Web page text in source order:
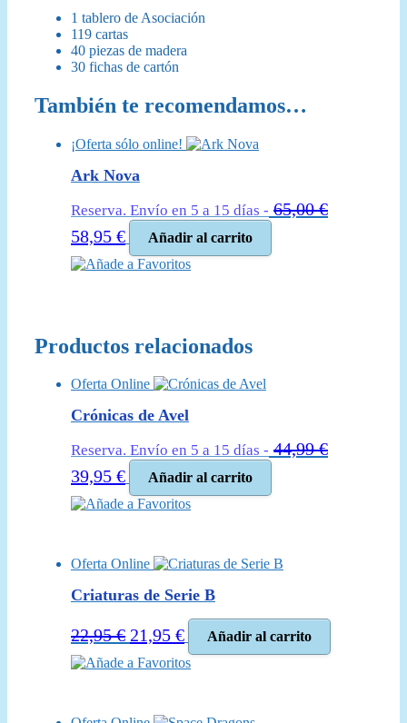
1 tablero de Asociación
119 cartas
40 piezas de madera
30 fichas de cartón
También te recomendamos…
¡Oferta sólo online!
Ark Nova
Reserva. Envío en 5 a 15 días - 65,00€
El
precio
original
58,95 €El
precio
actual
Añadir al carrito
Añade a Favoritos
Productos relacionados
Oferta Online
Crónicas de Avel
Reserva. Envío en 5 a 15 días - 44,99€
El
precio
original
39,95 €El
precio
actual
39,95 €.
Añadir al carrito
Añade a Favoritos
Oferta Online
Criaturas de Serie B
22,95€ El
precio
original
22,95 €.
21,95 €El
precio
actual
Añadir al carrito
Añade a Favoritos